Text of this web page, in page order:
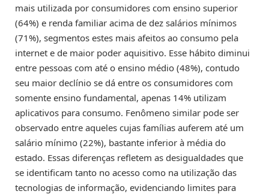
mais utilizada por consumidores com ensino superior
(64%) e renda familiar acima de dez salários mínimos
(71%), segmentos estes mais afeitos ao consumo pela
internet e de maior poder aquisitivo. Esse hábito diminui
entre pessoas com até o ensino médio (48%), contudo
seu maior declínio se dá entre os consumidores com
somente ensino fundamental, apenas 14% utilizam
aplicativos para consumo. Fenômeno similar pode ser
observado entre aqueles cujas famílias auferem até um
salário mínimo (22%), bastante inferior à média do
estado. Essas diferenças refletem as desigualdades que
se identificam tanto no acesso como na utilização das
tecnologias de informação, evidenciando limites para